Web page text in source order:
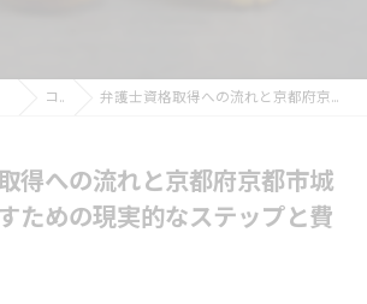
コラム 弁護士資格取得への流れと京都府京都市城陽市で目指すための現実的なステップと費用
得への流れと京都府京都市城
ための現実的なステップと費